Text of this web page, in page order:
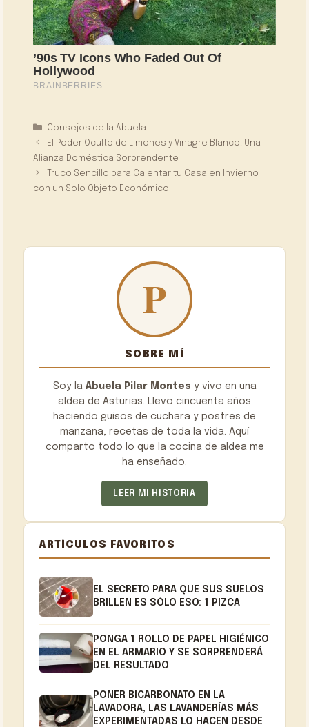
Categorías
Consejos de la Abuela
El Poder Oculto de Limones y Vinagre Blanco: Una
Alianza Doméstica Sorprendente
Truco Sencillo para Calentar tu Casa en Invierno
con un Solo Objeto Económico
SOBRE MÍ
Soy la Abuela Pilar Montes y vivo en una
aldea de Asturias. Llevo cincuenta años
haciendo guisos de cuchara y postres de
manzana, recetas de toda la vida. Aquí
comparto todo lo que la cocina de aldea me
ha enseñado.
LEER MI HISTORIA
ARTÍCULOS FAVORITOS
EL SECRETO PARA QUE SUS SUELOS
BRILLEN ES SÓLO ESO: 1 PIZCA
PONGA 1 ROLLO DE PAPEL HIGIÉNICO
EN EL ARMARIO Y SE SORPRENDERÁ
DEL RESULTADO
PONER BICARBONATO EN LA
LAVADORA, LAS LAVANDERÍAS MÁS
EXPERIMENTADAS LO HACEN DESDE